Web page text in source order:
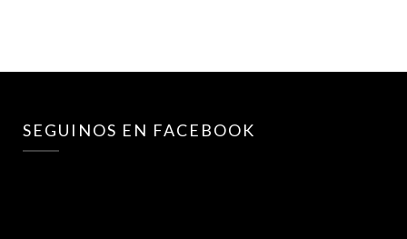
SEGUINOS EN FACEBOOK